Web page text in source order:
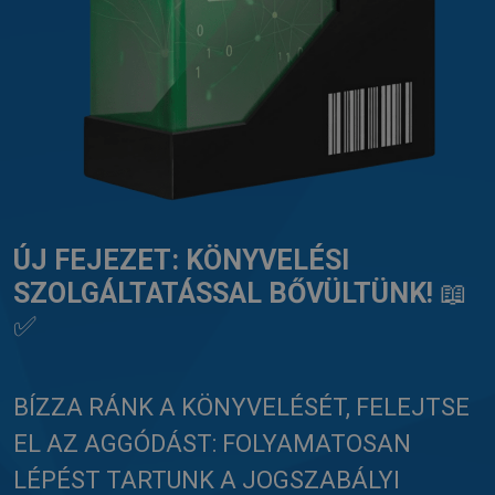
ÚJ FEJEZET: KÖNYVELÉSI
SZOLGÁLTATÁSSAL BŐVÜLTÜNK! 📖
✅
BÍZZA RÁNK A KÖNYVELÉSÉT, FELEJTSE
EL AZ AGGÓDÁST: FOLYAMATOSAN
LÉPÉST TARTUNK A JOGSZABÁLYI